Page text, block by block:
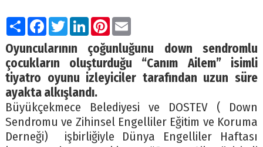
PaylaşFacebook
TwitterLinkedIn
Pinterest
Email
Oyuncularının çoğunluğunu down sendromlu
çocukların oluşturduğu “Canım Ailem” isimli
tiyatro oyunu izleyiciler tarafından uzun süre
ayakta alkışlandı.
Büyükçekmece Belediyesi ve DOSTEV ( Down
Sendromu ve Zihinsel Engelliler Eğitim ve Koruma
Derneği) işbirliğiyle Dünya Engelliler Haftası